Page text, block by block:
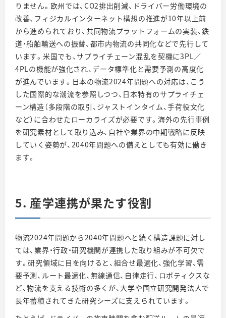
りません。欧州では、CO2排出削減、ドライバー労働環境の
改善、フィジカルインターネット構想の推進が10年以上前
から進められており、共同物流プラットフォームの実装、鉄
道・船舶輸送への振替、都市内物流の共同化などで先行して
います。米国でも、サプライチェーン混乱を契機に3PL／
4PLの機能が強化され、データ標準化と需要予測の高度化
が進んでいます。日本の物流2024年問題への対応は、こう
した国際的な潮流を参照しつつ、日本特有のサプライチェ
ーン構造（多段階の取引、ジャストインタイム、手荷役文化
など）に合わせたローカライズが必要です。海外の先行事例
を研究素材として取り込み、自社や業界の中期戦略に反映
していく姿勢が、2040年問題への備えとしても有効に働き
ます。
5. 産学連携が果たす役割
物流2024年問題から2040年問題へと続く構造課題に対し
ては、業界・行政・研究機関が連携した取り組みが不可欠で
す。研究領域に目を向けると、組合せ最適化、強化学習、需
要予測、ルート最適化、無線通信、自律走行、ロボティクスな
ど、物流を支える技術の多くが、大学や国立研究開発法人で
長年蓄積されてきた研究シーズに支えられています。